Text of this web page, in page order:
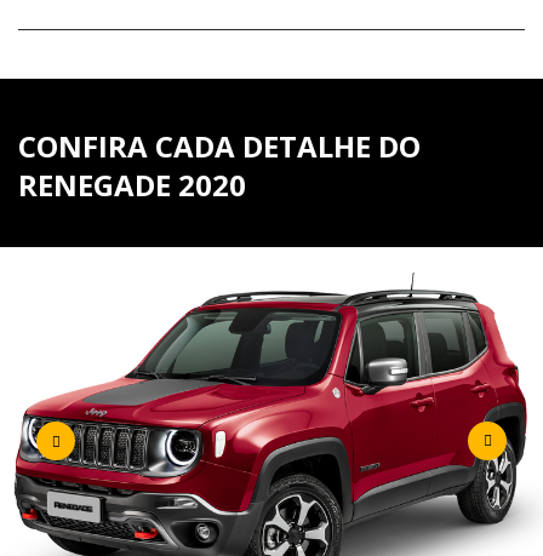
CONFIRA CADA DETALHE DO
RENEGADE 2020